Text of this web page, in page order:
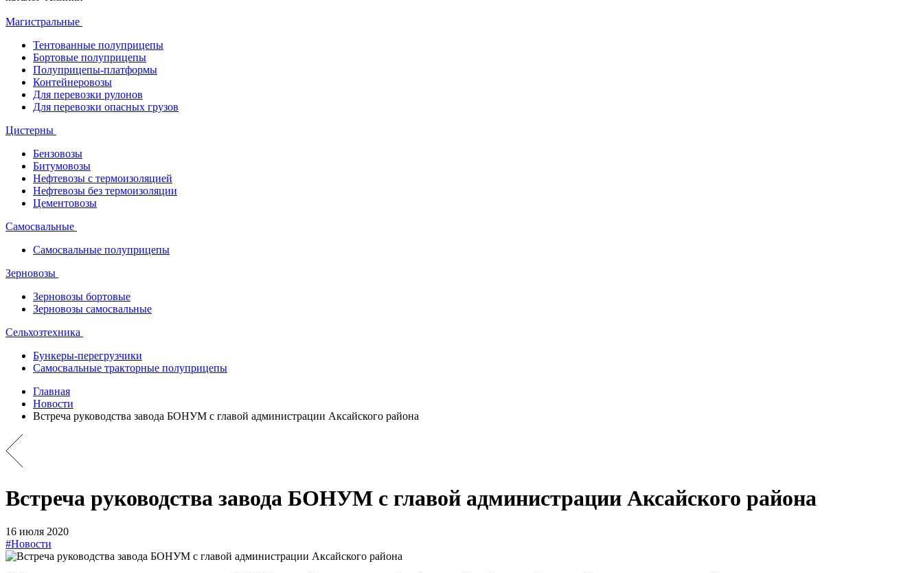
Магистральные
Тентованные полуприцепы
Бортовые полуприцепы
Полуприцепы-платформы
Контейнеровозы
Для перевозки рулонов
Для перевозки опасных грузов
Цистерны
Бензовозы
Битумовозы
Нефтевозы с термоизоляцией
Нефтевозы без термоизоляции
Цементовозы
Самосвальные
Самосвальные полуприцепы
Зерновозы
Зерновозы бортовые
Зерновозы самосвальные
Сельхозтехника
Бункеры-перегрузчики
Самосвальные тракторные полуприцепы
Главная
Новости
Встреча руководства завода БОНУМ с главой администрации Аксайского района
Встреча руководства завода БОНУМ с главой администрации Аксайского района
16 июля 2020
#Новости